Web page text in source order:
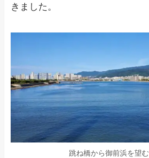
きました。
跳ね橋から御前浜を望む